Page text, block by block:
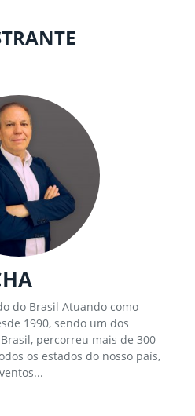
do Brasil Atuando como
1990, sendo um dos
percorreu mais de 300
os estados do nosso país,